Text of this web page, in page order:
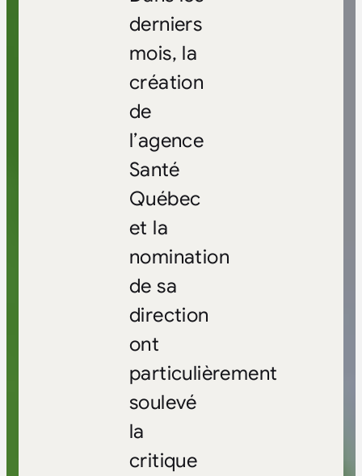
derniers
mois, la
création
de
l’agence
Santé
Québec
et la
nomination
de sa
direction
ont
particulièrement
soulevé
la
critique